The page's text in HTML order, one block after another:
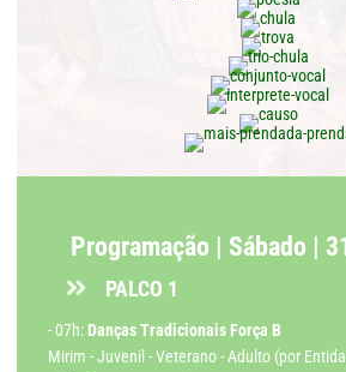
Programação | Sábado |
PALCO 1
- 07h: Danças Tradicionais Força B
Mirim - Juvenil - Veterano - Adulto (por